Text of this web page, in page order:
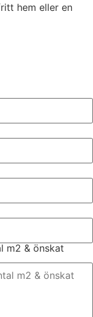
hem eller en
m2 & önskat